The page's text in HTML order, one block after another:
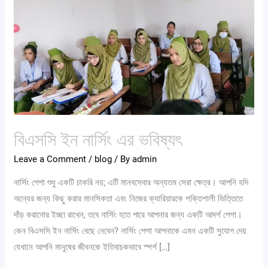
বিএসসি ইন নার্সিং এর ভবিষ্যৎ
Leave a Comment / blog / Byadmin
নার্সিং পেশা শুধু একটি চাকরি নয়; এটি মানবসেবার অন্যতম সেরা ক্ষেত্র। আপনি যদি
অন্যের জন্য কিছু করার মানসিকতা এবং নিজের ক্যারিয়ারকে শক্তিশালী ভিত্তিতে
দাঁড় করানোর ইচ্ছা রাখেন, তবে নার্সিং হতে পারে আপনার জন্য একটি আদর্শ পেশা।
কেন বিএসসি ইন নার্সিং বেছে নেবেন? নার্সিং পেশা আপনাকে এমন একটি সুযোগ দেয়
যেখানে আপনি মানুষের জীবনকে ইতিবাচকভাবে স্পর্শ […]